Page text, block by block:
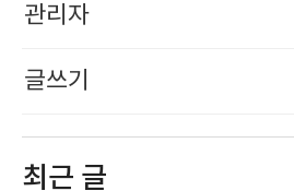
관리자
글쓰기
최근 글